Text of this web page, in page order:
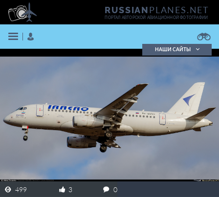
RUSSIANPLANES.NET
ПОРТАЛ АВТОРСКОЙ АВИАЦИОННОЙ ФОТОГРАФИИ
ВОЙТИ
ЗАРЕГИСТРИРОВАТЬСЯ
Подробно
НАШИ САЙТЫ
499 3 0